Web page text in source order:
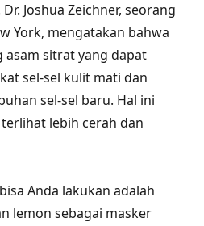
Joshua Zeichner, seorang
York, mengatakan bahwa
asam sitrat yang dapat
sel-sel kulit mati dan
sel-sel baru. Hal ini
lebih cerah dan
Anda lakukan adalah
lemon sebagai masker